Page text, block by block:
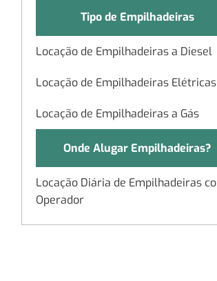
Tipo de Empilhadeiras
Locação de Empilhadeiras a Diesel
Locação de Empilhadeiras Elétricas
Locação de Empilhadeiras a Gás
Onde Alugar Empilhadeiras?
Locação Diária de Empilhadeiras
Operador